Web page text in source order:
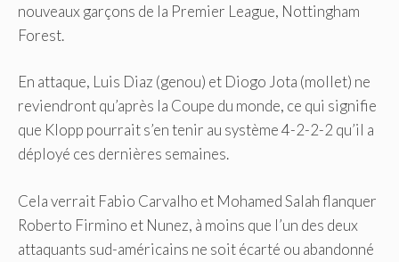
nouveaux garçons de la Premier League, Nottingham
Forest.
En attaque, Luis Diaz (genou) et Diogo Jota (mollet) ne
reviendront qu’après la Coupe du monde, ce qui signifie
que Klopp pourrait s’en tenir au système 4-2-2-2 qu’il a
déployé ces dernières semaines.
Cela verrait Fabio Carvalho et Mohamed Salah flanquer
Roberto Firmino et Nunez, à moins que l’un des deux
attaquants sud-américains ne soit écarté ou abandonné